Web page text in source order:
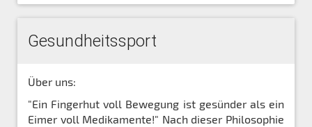
Gesundheitssport
Über uns:
"Ein Fingerhut voll Bewegung ist gesünder als ein
Eimer voll Medikamente!" Nach dieser Philosophie